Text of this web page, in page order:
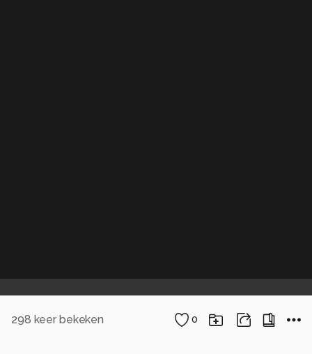
298 keer bekeken 0